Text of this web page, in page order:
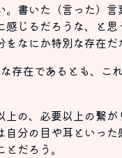
書いた（言った）
感じるだろうな、と
なにか特別な存在だ
在であるとも、こ
の、必要以上の繋
分の目や耳といっ
だろう。